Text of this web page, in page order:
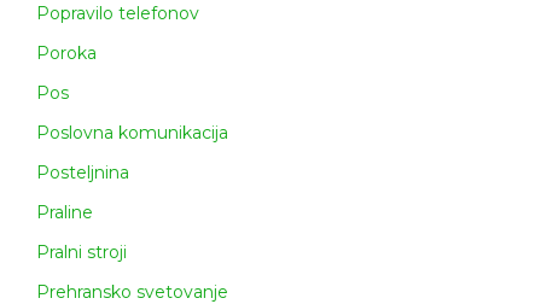
Popravilo telefonov
Poroka
Pos
Poslovna komunikacija
Posteljnina
Praline
Pralni stroji
Prehransko svetovanje